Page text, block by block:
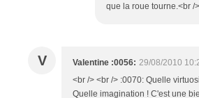
que la roue tourne.<br /
V Valentine :0056: 29/08/2010
<br /> <br /> :0070: Quelle
Quelle imagination ! C'est une